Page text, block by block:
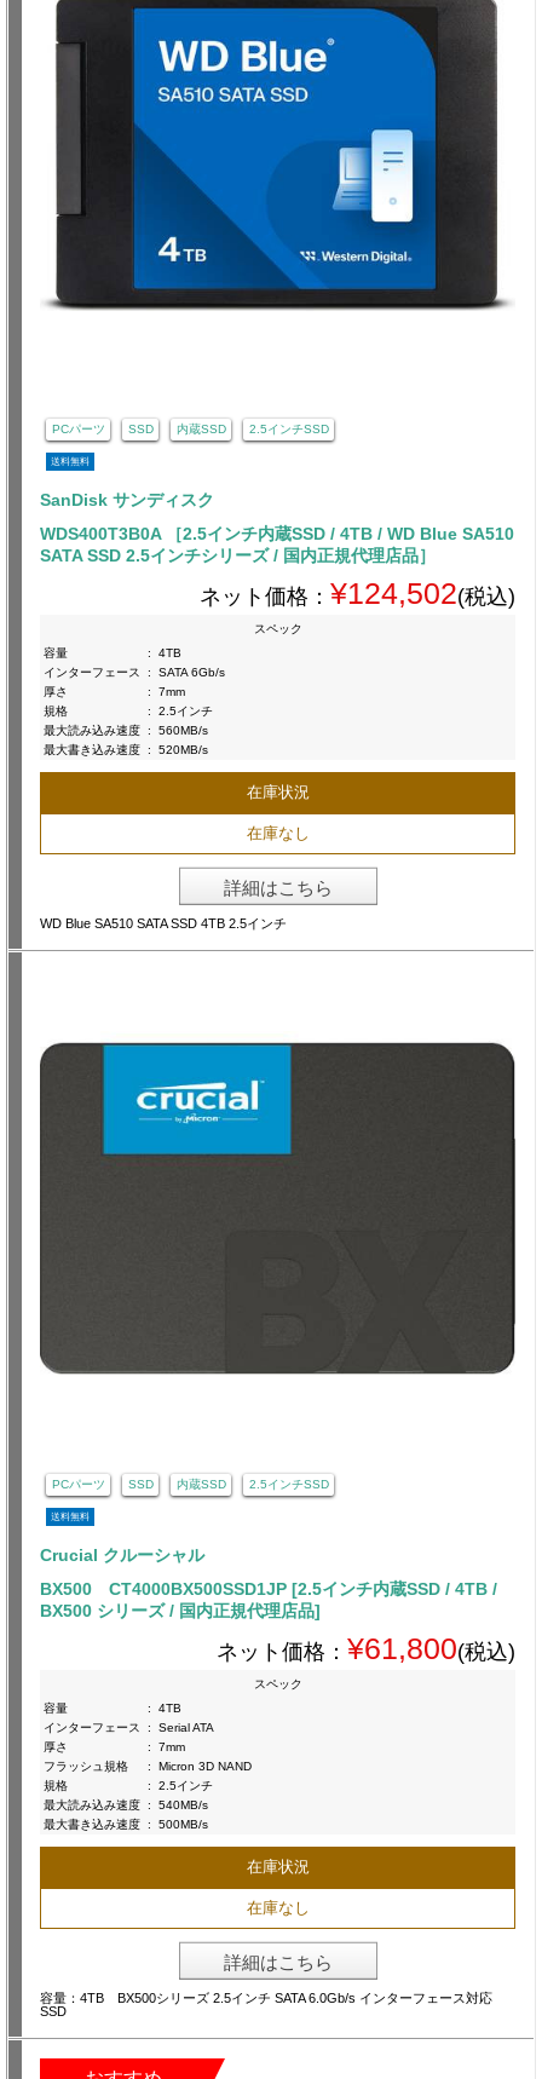
PCパーツ SSD 内蔵SSD 2.5インチSSD
送料無料
SanDisk サンディスク
WDS400T3B0A ［2.5インチ内蔵SSD / 4TB / WD Blue SA510
SATA SSD 2.5インチシリーズ / 国内正規代理店品］
ネット価格： ¥124,502(税込)
スペック
容量
:
4TB
インターフェース
:
SATA 6Gb/s
厚さ
:
7mm
規格
:
2.5インチ
最大読み込み速度 :
560MB/s
最大書き込み速度 : 520MB/s
在庫状況
在庫なし
詳細はこちら
WD Blue SA510 SATA SSD 4TB 2.5インチ
PCパーツ SSD 内蔵SSD 2.5インチSSD
送料無料
Crucial クルーシャル
BX500 CT4000BX500SSD1JP [2.5インチ内蔵SSD / 4TB /
BX500 シリーズ / 国内正規代理店品]
ネット価格： ¥61,800(税込)
スペック
容量
:
4TB
インターフェース
:
Serial ATA
厚さ
:
7mm
フラッシュ規格
:
Micron 3D NAND
規格
:
2.5インチ
最大読み込み速度 :
540MB/s
最大書き込み速度 : 500MB/s
在庫状況
在庫なし
詳細はこちら
容量：4TB BX500シリーズ 2.5インチ SATA 6.0Gb/s インターフェース対応
SSD